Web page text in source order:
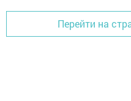
Перейти на